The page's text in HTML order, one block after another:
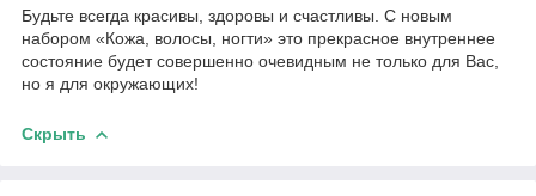
Будьте всегда красивы, здоровы и счастливы. С новым
набором «Кожа, волосы, ногти» это прекрасное внутреннее
состояние будет совершенно очевидным не только для Вас,
но я для окружающих!
Скрыть